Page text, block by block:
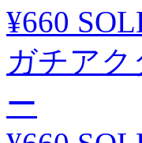
¥660
ガチア
ー